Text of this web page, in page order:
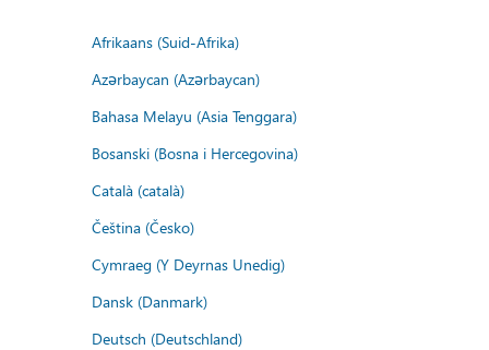
Afrikaans (Suid-Afrika)
Azərbaycan (Azərbaycan)
Bahasa Melayu (Asia Tenggara)
Bosanski (Bosna i Hercegovina)
Català (català)
Čeština (Česko)
Cymraeg (Y Deyrnas Unedig)
Dansk (Danmark)
Deutsch (Deutschland)